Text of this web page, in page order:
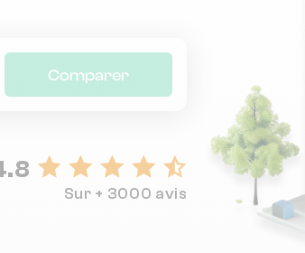
Comparer
Sur + 3000 avis